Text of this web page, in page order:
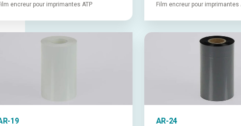
encreur pour imprimantes ATP Film encreur pour imprimantes
19 AR-24